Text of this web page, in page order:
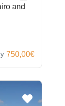
and
750,00€